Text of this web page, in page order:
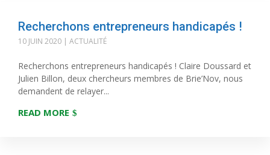
Recherchons entrepreneurs handicapés !
10 JUIN 2020 | ACTUALITÉ
Recherchons entrepreneurs handicapés ! Claire Doussard et
Julien Billon, deux chercheurs membres de Brie’Nov, nous
demandent de relayer...
READ MORE